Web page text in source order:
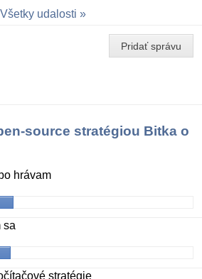
Všetky udalosti
Pridať správu
source stratégiou Bitka o
hrávam
sa
stratégie